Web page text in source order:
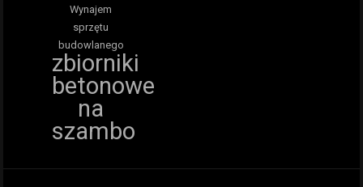
Wynajem
sprzętu
budowlanego
zbiorniki
betonowe
na
szambo